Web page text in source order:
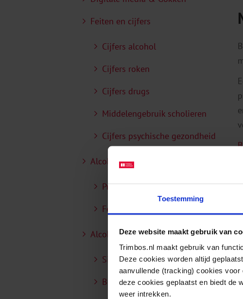
Toestemming
Deze website maakt gebruik van
Trimbos.nl maakt gebruik van
Deze cookies worden altijd
aanvullende (tracking) cookies
deze cookies geplaatst en biedt de
weer intrekken.
Feiten en cijfers
Cijfers alcohol
Cijfers roken
Cijfers drugs
Middelengebruik scholieren
Cijfers psychische gezondheid
Alcohol, drugs en LVB
Preventie
Feiten en cijfers
Alcohol en drugs in de wijk
Signaleren
Bespreken